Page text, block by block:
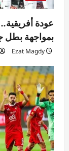
عودة
بمواجهة بطل
Ezat Magdy